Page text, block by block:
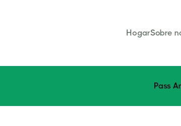
HogarSobre
Pass